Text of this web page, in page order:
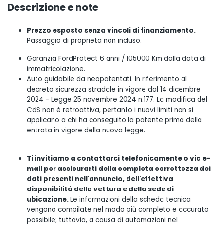
Descrizione e note
Prezzo esposto senza vincoli di finanziamento.
Passaggio di proprietà non incluso.
Garanzia FordProtect 6 anni / 105000 Km dalla data di
immatricolazione.
Auto guidabile da neopatentati. In riferimento al
decreto sicurezza stradale in vigore dal 14 dicembre
2024 - Legge 25 novembre 2024 n.177. La modifica del
CdS non è retroattiva, pertanto i nuovi limiti non si
applicano a chi ha conseguito la patente prima della
entrata in vigore della nuova legge.
Ti invitiamo a contattarci telefonicamente o via e-
mail per assicurarti della completa correttezza dei
dati presenti nell'annuncio, dell'effettiva
disponibilità della vettura e della sede di
ubicazione.Le informazioni della scheda tecnica
vengono compilate nel modo più completo e accurato
possibile; tuttavia, a causa di automazioni nel